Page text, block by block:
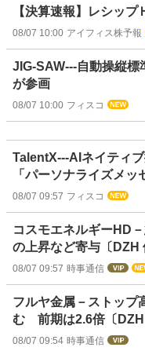
【決算速報】レシップ
08/07 10:00 アイフィス株予報
JIG-SAW---自動操縦標
が参画
08/07 10:00 フィスコ
TalentX---AIネイティ
「パーソナライズメ
08/07 09:57 フィスコ
コスモエネルギーHD
の上昇など寄与〔DZH
08/07 09:57 時事通信
フルヤ金属－ストッ
む 前期は2.6倍〔DZH
08/07 09:54 時事通信